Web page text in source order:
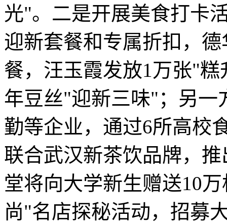
光"。二是开展美食打卡
迎新套餐和专属折扣，
餐，汪玉霞发放1万张"
年豆丝"迎新三味"；另一
勤等企业，通过6所高校
联合武汉新茶饮品牌，
堂将向大学新生赠送10
尚"名店探秘活动，招募